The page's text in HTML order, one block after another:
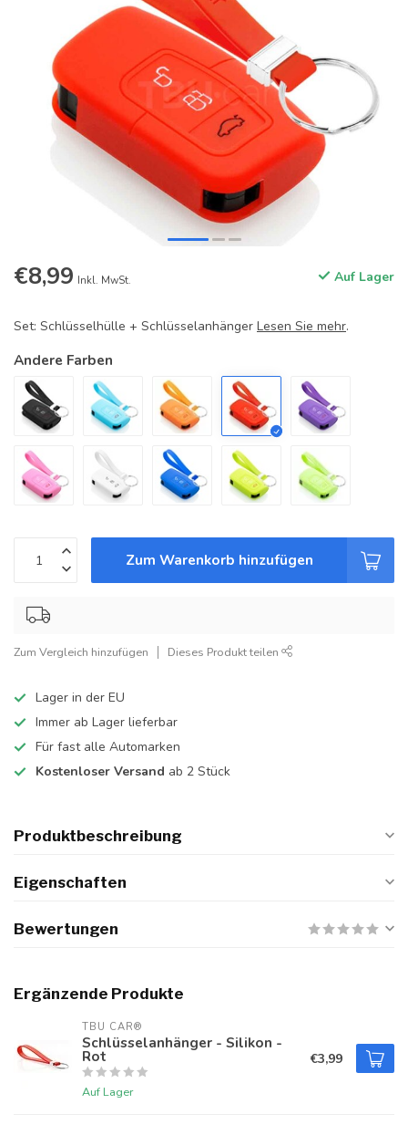
€8,99 Inkl. MwSt. Auf Lager
Set: Schlüsselhülle + Schlüsselanhänger Lesen Sie mehr.
Andere Farben
Zum Warenkorb hinzufügen
Zum Vergleich hinzufügen Dieses Produkt teilen
Lager in der EU
Immer ab Lager lieferbar
Für fast alle Automarken
Kostenloser Versand ab 2 Stück
Produktbeschreibung
Eigenschaften
Bewertungen
Ergänzende Produkte
TBU CAR®
Schlüsselanhänger - Silikon -
Rot
Auf Lager
€3,99